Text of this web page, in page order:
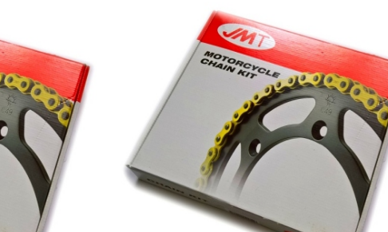
Do koszyka